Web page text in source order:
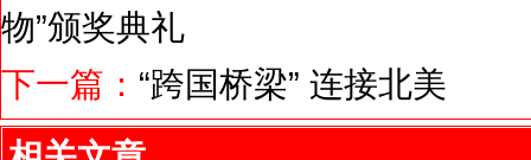
物”颁奖典礼
下一篇： “跨国桥梁” 连接北美